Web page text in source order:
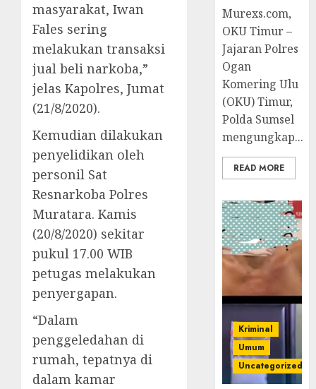
masyarakat, Iwan
Fales sering
melakukan transaksi
jual beli narkoba,”
jelas Kapolres, Jumat
(21/8/2020).
Kemudian dilakukan
penyelidikan oleh
personil Sat
Resnarkoba Polres
Muratara. Kamis
(20/8/2020) sekitar
pukul 17.00 WIB
petugas melakukan
penyergapan.
“Dalam
penggeledahan di
rumah, tepatnya di
dalam kamar
Murexs.com,
OKU Timur –
Jajaran Polres
Ogan
Komering Ulu
(OKU) Timur,
Polda Sumsel
mengungkap...
READ MORE
Kriminal
Umum
Uncategorized